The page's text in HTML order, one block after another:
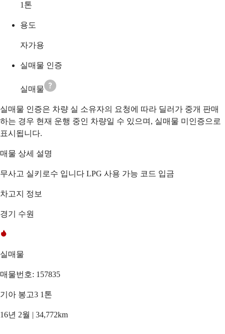
1 톤
용도
자가용
실매물 인증
실매물
실매물 인증은 차량 실 소유자의 요청에 따라 딜러가 중개 판매
하는 경우 현재 운행 중인 차량일 수 있으며, 실매물 미인증으로
표시됩니다.
매물 상세 설명
무사고 실키로수 입니다 LPG 사용 가능 코드 입금
차고지 정보
경기 수원
실매물
매물번호: 157835
기아 봉고3 1톤
16년 2월 | 34,772km